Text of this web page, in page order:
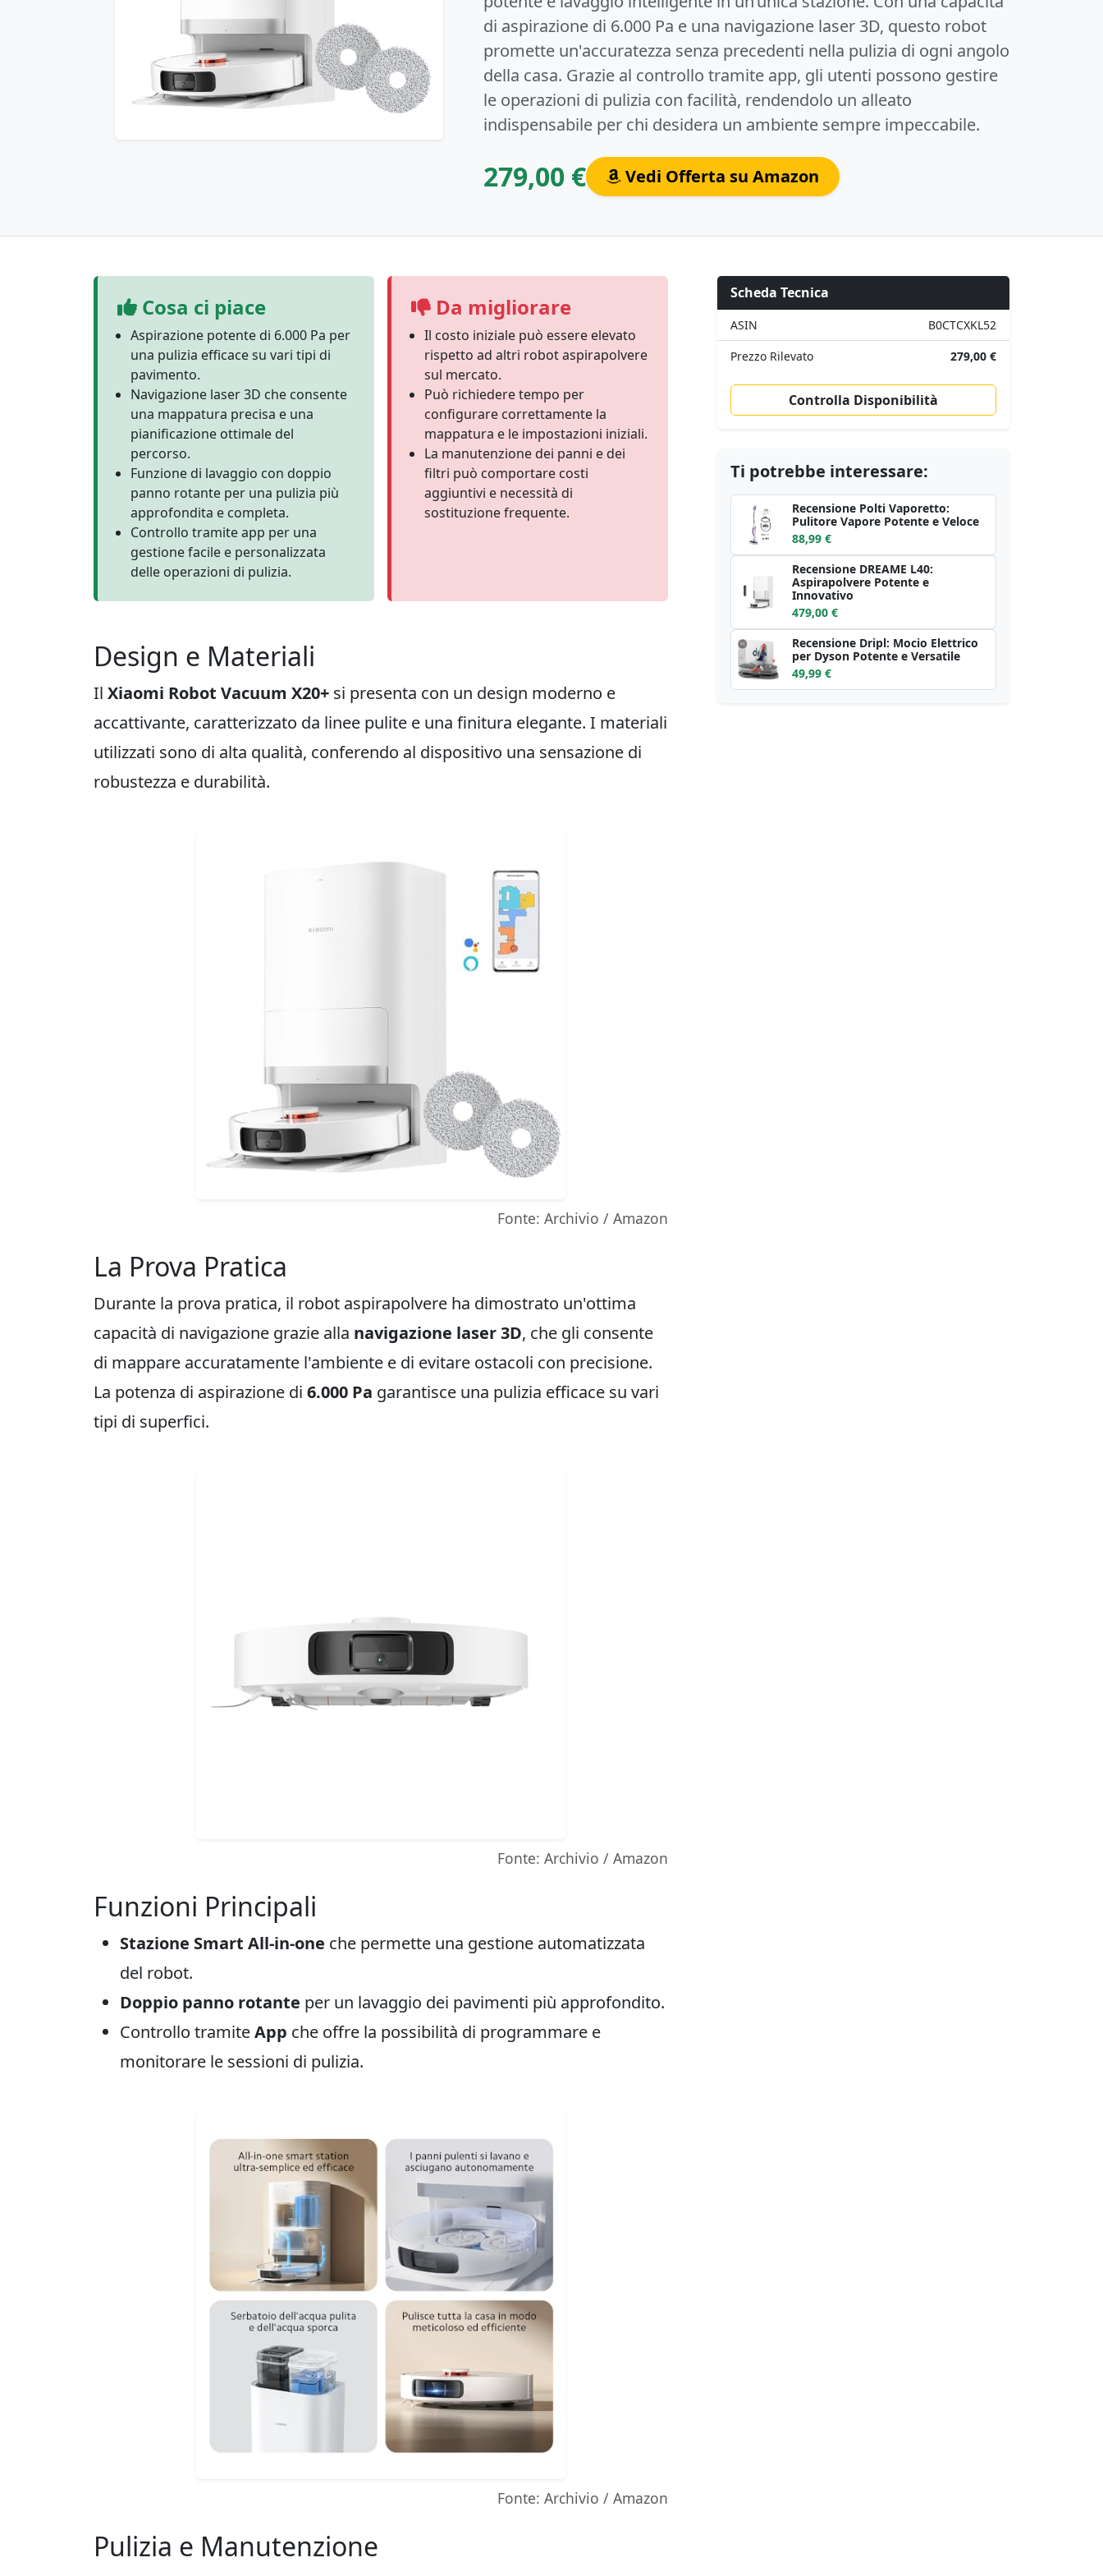
di aspirazione di 6.000 Pa e una navigazione laser 3D, questo robot
promette un'accuratezza senza precedenti nella pulizia di ogni angolo
della casa. Grazie al controllo tramite app, gli utenti possono gestire
le operazioni di pulizia con facilità, rendendolo un alleato
indispensabile per chi desidera un ambiente sempre impeccabile.
279,00 € Vedi Offerta su Amazon
Cosa ci piace
Aspirazione potente di 6.000 Pa per
una pulizia efficace su vari tipi di
pavimento.
Navigazione laser 3D che consente
una mappatura precisa e una
pianificazione ottimale del
percorso.
Funzione di lavaggio con doppio
panno rotante per una pulizia più
approfondita e completa.
Controllo tramite app per una
gestione facile e personalizzata
delle operazioni di pulizia.
Da migliorare
Il costo iniziale può essere elevato
rispetto ad altri robot aspirapolvere
sul mercato.
Può richiedere tempo per
configurare correttamente la
mappatura e le impostazioni iniziali.
La manutenzione dei panni e dei
filtri può comportare costi
aggiuntivi e necessità di
sostituzione frequente.
Design e Materiali
Il Xiaomi Robot Vacuum X20+ si presenta con un design moderno e
accattivante, caratterizzato da linee pulite e una finitura elegante. I materiali
utilizzati sono di alta qualità, conferendo al dispositivo una sensazione di
robustezza e durabilità.
Fonte: Archivio / Amazon
La Prova Pratica
Durante la prova pratica, il robot aspirapolvere ha dimostrato un'ottima
capacità di navigazione grazie alla navigazione laser 3D, che gli consente
di mappare accuratamente l'ambiente e di evitare ostacoli con precisione.
La potenza di aspirazione di 6.000 Pa garantisce una pulizia efficace su vari
tipi di superfici.
Fonte: Archivio / Amazon
Funzioni Principali
Stazione Smart All-in-one che permette una gestione automatizzata
del robot.
Doppio panno rotante per un lavaggio dei pavimenti più approfondito.
Controllo tramiteApp che offre la possibilità di programmare e
monitorare le sessioni di pulizia.
Fonte: Archivio / Amazon
Pulizia e Manutenzione
Scheda Tecnica
ASIN
B0CTCXKL52
Prezzo Rilevato
279,00 €
Controlla Disponibilità
Ti potrebbe interessare:
Recensione Polti Vaporetto:
Pulitore Vapore Potente e Veloce
88,99 €
Recensione DREAME L40:
Aspirapolvere Potente e
Innovativo
479,00 €
Recensione Dripl: Mocio Elettrico
per Dyson Potente e Versatile
49,99 €